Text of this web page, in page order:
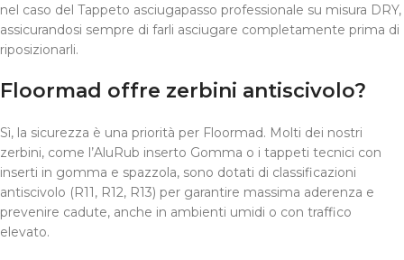
nel caso del Tappeto asciugapasso professionale su misura DRY,
assicurandosi sempre di farli asciugare completamente prima di
riposizionarli.
Floormad offre zerbini antiscivolo?
Sì, la sicurezza è una priorità per Floormad. Molti dei nostri
zerbini, come l’AluRub inserto Gomma o i tappeti tecnici con
inserti in gomma e spazzola, sono dotati di classificazioni
antiscivolo (R11, R12, R13) per garantire massima aderenza e
prevenire cadute, anche in ambienti umidi o con traffico
elevato.